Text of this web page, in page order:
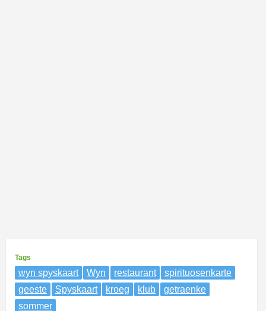
Tags
wyn spyskaart Wyn restaurant
spirituosenkarte
geeste
Spyskaart kroeg klub
getraenke
sommer